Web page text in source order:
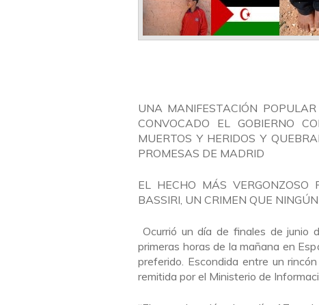
UNA MANIFESTACIÓN
CONVOCADO EL GOBIERNO
MUERTOS Y HERIDOS Y
PROMESAS DE MADRID
EL HECHO MÁS VERGONZOSO
BASSIRI, UN CRIMEN QUE
Ocurrió un día de finales de junio
primeras horas de la mañana en
preferido. Escondida entre un
remitida por el Ministerio de